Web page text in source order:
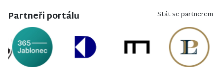
Partneři portálu Stát se partnerem